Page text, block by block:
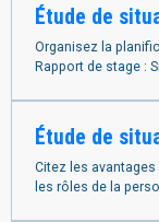
Étude de
Organisez la
Rapport de stage :
Étude de
Citez les
les rôles de la